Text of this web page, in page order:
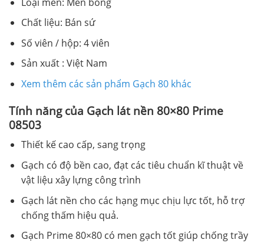
Chất liệu: Bán sứ
Số viên / hộp: 4 viên
Sản xuất : Việt Nam
Xem thêm các sản phẩm Gạch 80 khác
Tính năng của Gạch lát nền 80×80 Prime
08503
Thiết kế cao cấp, sang trọng
Gạch có độ bền cao, đạt các tiêu chuẩn kĩ thuật về
vật liệu xây lựng công trình
Gạch lát nền cho các hạng mục chịu lực tốt, hỗ trợ
chống thấm hiệu quả.
Gạch Prime 80×80 có men gạch tốt giúp chống trầy